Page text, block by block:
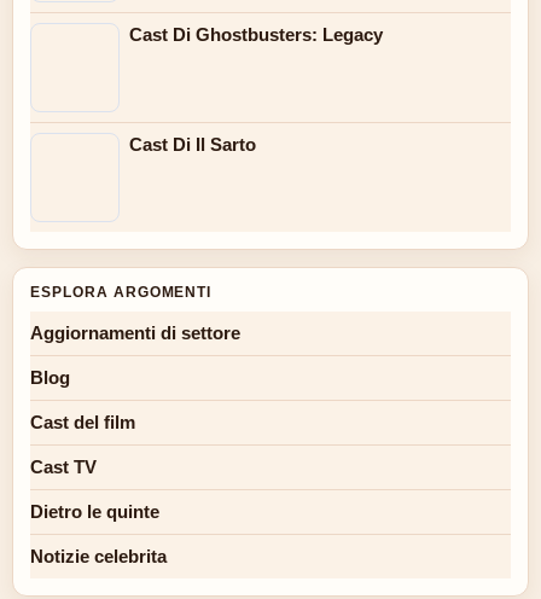
Cast Di Ghostbusters: Legacy
Cast Di Il Sarto
ESPLORA ARGOMENTI
Aggiornamenti di settore
Blog
Cast del film
Cast TV
Dietro le quinte
Notizie celebrita